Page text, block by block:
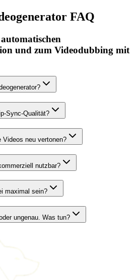
FAQ
und zum Videodubbing mit
Sync-Qualität?
Videos neu vertonen?
nutzbar?
maximal sein?
ungenau. Was tun?